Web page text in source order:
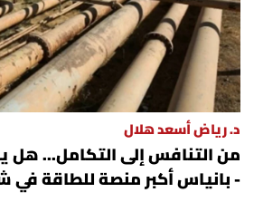
د. رياض أسعد هلال
من التنافس إلى التكامل... هل
- بانياس أكبر منصة للطاقة